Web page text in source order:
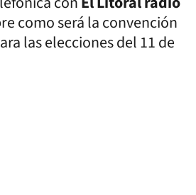
como será la convención
las elecciones del 11 de